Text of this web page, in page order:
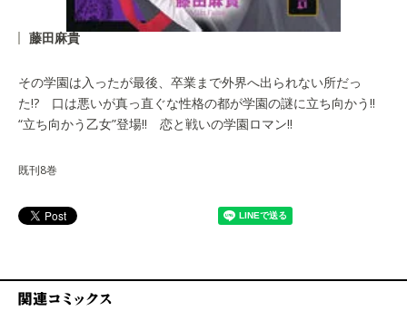
藤田麻貴
その学園は入ったが最後、卒業まで外界へ出られない所だっ
た!? 口は悪いが真っ直ぐな性格の都が学園の謎に立ち向かう!!
“立ち向かう乙女”登場!! 恋と戦いの学園ロマン!!
既刊8巻